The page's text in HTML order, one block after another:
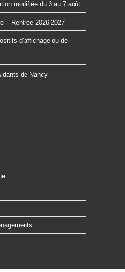
modifiée du 3 au 7 août
– Rentrée 2026-2027
d’affichage ou de
de Nancy